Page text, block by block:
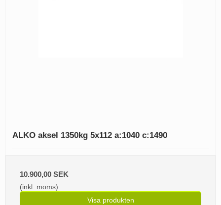
ALKO aksel 1350kg 5x112 a:1040 c:1490
10.900,00 SEK
(inkl. moms)
Visa produkten